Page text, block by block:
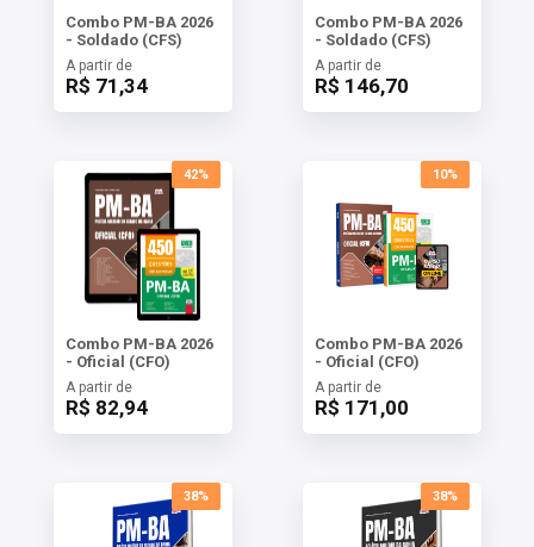
Combo PM-BA 2026
- Soldado (CFS)
A partir de
R$ 71,34
Combo PM-BA 2026
- Soldado (CFS)
A partir de
R$ 146,70
42%
Combo PM-BA 2026
- Oficial (CFO)
A partir de
R$ 82,94
10%
Combo PM-BA 2026
- Oficial (CFO)
A partir de
R$ 171,00
38% 38%